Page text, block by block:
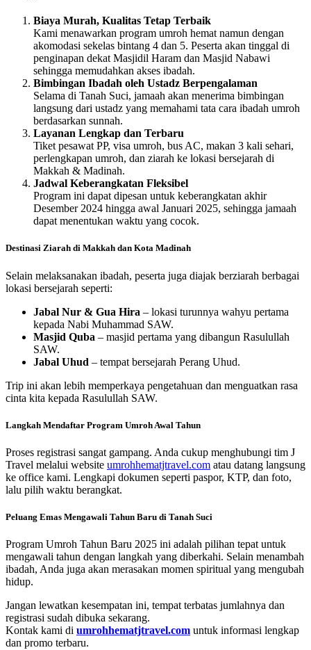
Biaya Murah, Kualitas Tetap Terbaik
Kami menawarkan program umroh hemat namun dengan
akomodasi sekelas bintang 4 dan 5. Peserta akan tinggal di
penginapan dekat Masjidil Haram dan Masjid Nabawi
sehingga memudahkan akses ibadah.
Bimbingan Ibadah oleh Ustadz Berpengalaman
Selama di Tanah Suci, jamaah akan menerima bimbingan
langsung dari ustadz yang memahami tata cara ibadah umroh
berdasarkan sunnah.
Layanan Lengkap dan Terbaru
Tiket pesawat PP, visa umroh, bus AC, makan 3 kali sehari,
perlengkapan umroh, dan ziarah ke lokasi bersejarah di
Makkah & Madinah.
Jadwal Keberangkatan Fleksibel
Program ini dapat dipesan untuk keberangkatan akhir
Desember 2024 hingga awal Januari 2025, sehingga jamaah
dapat menentukan waktu yang cocok.
Destinasi Ziarah di Makkah dan Kota Madinah
Selain melaksanakan ibadah, peserta juga diajak berziarah berbagai
lokasi bersejarah seperti:
Jabal Nur & Gua Hira – lokasi turunnya wahyu pertama
kepada Nabi Muhammad SAW.
Masjid Quba – masjid pertama yang dibangun Rasulullah
SAW.
Jabal Uhud – tempat bersejarah Perang Uhud.
Trip ini akan lebih memperkaya pengetahuan dan menguatkan rasa
cinta kita kepada Rasulullah SAW.
Langkah Mendaftar Program Umroh Awal Tahun
Proses registrasi sangat gampang. Anda cukup menghubungi tim J
Travel melalui website umrohhematjtravel.com atau datang langsung
ke office kami. Lengkapi dokumen seperti paspor, KTP, dan foto,
lalu pilih waktu berangkat.
Peluang Emas Mengawali Tahun Baru di Tanah Suci
Program Umroh Tahun Baru 2025 ini adalah pilihan tepat untuk
mengawali tahun dengan langkah yang diberkahi. Selain menambah
ibadah, Anda juga akan merasakan momen spiritual yang mengubah
hidup.
Jangan lewatkan kesempatan ini, tempat terbatas jumlahnya dan
registrasi sudah dibuka sekarang.
Kontak kami di umrohhematjtravel.com untuk informasi lengkap
dan promo terbaru.